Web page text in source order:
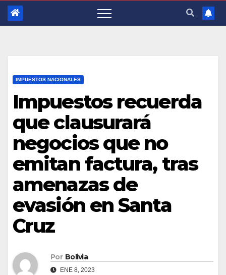
IMPUESTOS NACIONALES
Impuestos recuerda
que clausurará
negocios que no
emitan factura, tras
amenazas de
evasión en Santa
Cruz
Por Bolivia
ENE 8, 2023